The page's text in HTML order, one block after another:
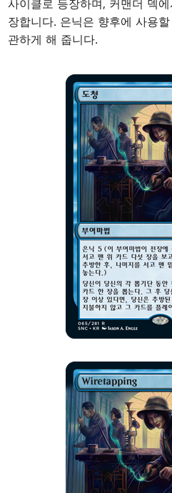
사이클로 등장하며, 커맨더 덱
장합니다. 은닉은 향후에 사용
관하게 해 줍니다.